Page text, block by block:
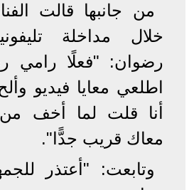
من جانبها قالت
خلال مداخلة
رضوان: "فعلًا رامي
اطلعي معايا فيديو
أنا قلت لما أخف
معاك قريب جدًّا".
وتابعت: "أعتذر